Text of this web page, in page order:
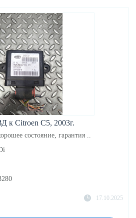
к Citroen C5, 2003г.
состояние, гарантия ..
17.10.2025